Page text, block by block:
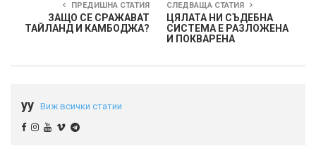
ПРЕДИШНА СТАТИЯ
ЗАЩО СЕ СРАЖАВАТ
ТАЙЛАНД И КАМБОДЖА?
СЛЕДВАЩА СТАТИЯ
ЦЯЛАТА НИ СЪДЕБНА
СИСТЕМА Е РАЗЛОЖЕНА
И ПОКВАРЕНА
yy Виж всички статии